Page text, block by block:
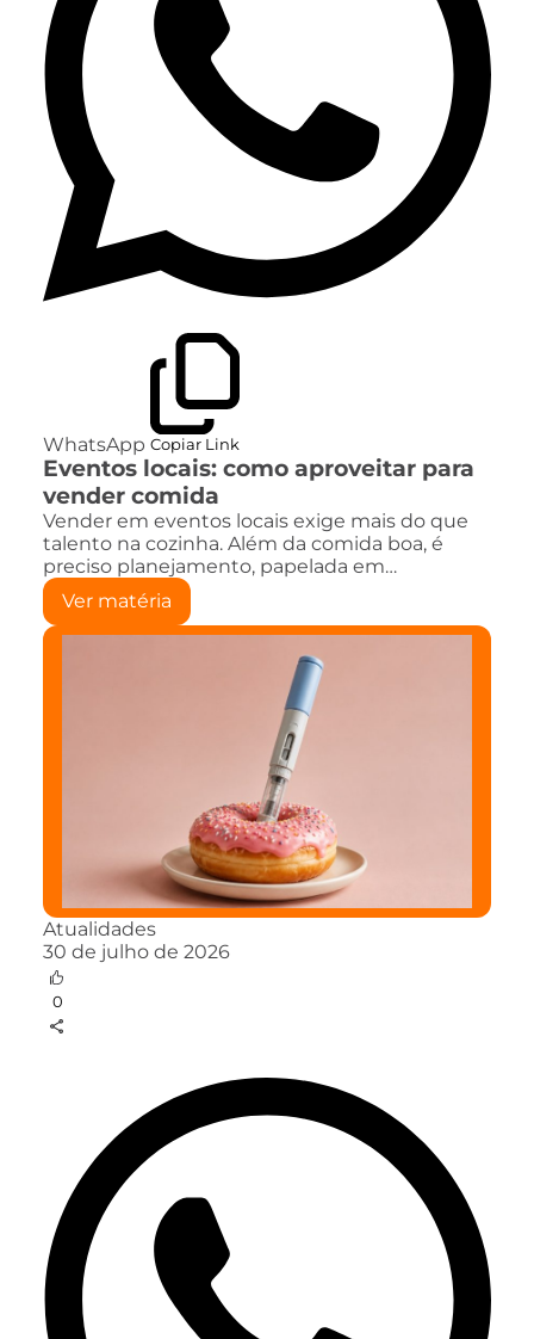
WhatsApp Copiar Link
Eventos locais: como aproveitar para
vender comida
Vender em eventos locais exige mais do que
talento na cozinha. Além da comida boa, é
preciso planejamento, papelada em…
Ver matéria
Atualidades
30 de julho de 2026
0